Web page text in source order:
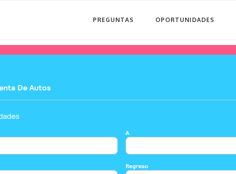
PREGUNTAS OPORTUNIDADES